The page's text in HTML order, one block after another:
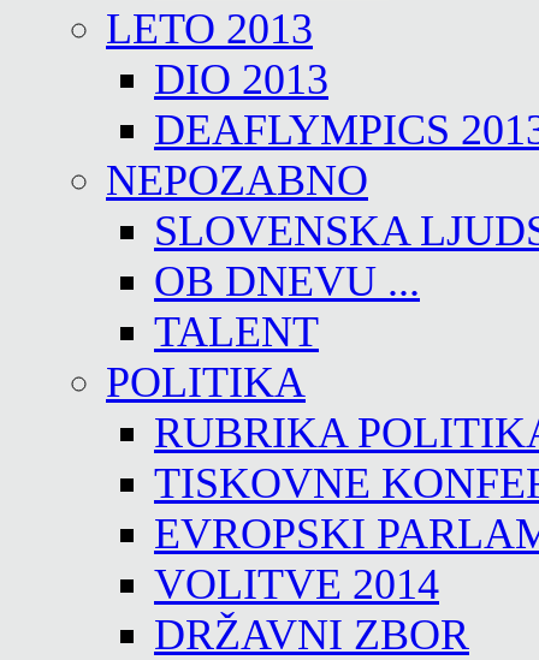
LETO 2013
DIO 2013
DEAFLYMPICS
NEPOZABNO
SLOVENSKA
OB DNEVU ...
TALENT
POLITIKA
RUBRIKA
TISKOVNE
EVROPSKI
VOLITVE 2014
DRŽAVNI ZBOR